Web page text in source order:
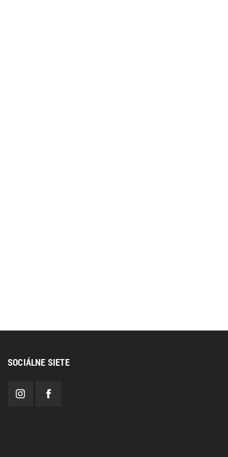
SOCIÁLNE SIETE